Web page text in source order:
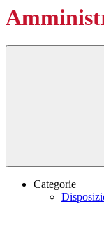
Categorie